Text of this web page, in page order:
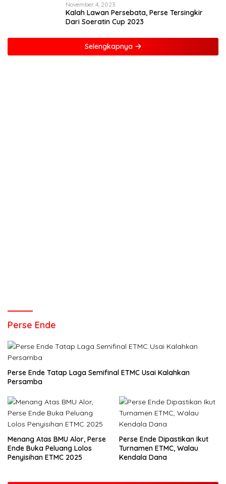
November 4, 2023
Kalah Lawan Persebata, Perse Tersingkir
Dari Soeratin Cup 2023
Selengkapnya
Perse Ende
Perse Ende Tatap Laga Semifinal ETMC Usai Kalahkan
Persamba
Menang Atas BMU Alor, Perse
Ende Buka Peluang Lolos
Penyisihan ETMC 2025
Perse Ende Dipastikan Ikut
Turnamen ETMC, Walau
Kendala Dana